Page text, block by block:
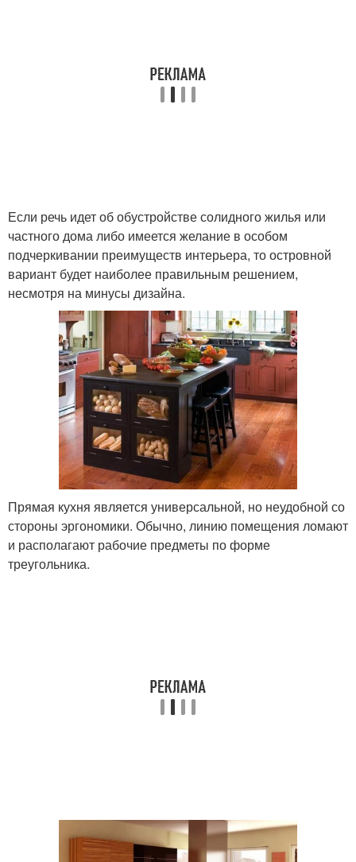
Если речь идет об обустройстве солидного жилья или
частного дома либо имеется желание в особом
подчеркивании преимуществ интерьера, то островной
вариант будет наиболее правильным решением,
несмотря на минусы дизайна.
Прямая кухня является универсальной, но неудобной со
стороны эргономики. Обычно, линию помещения ломают
и располагают рабочие предметы по форме
треугольника.